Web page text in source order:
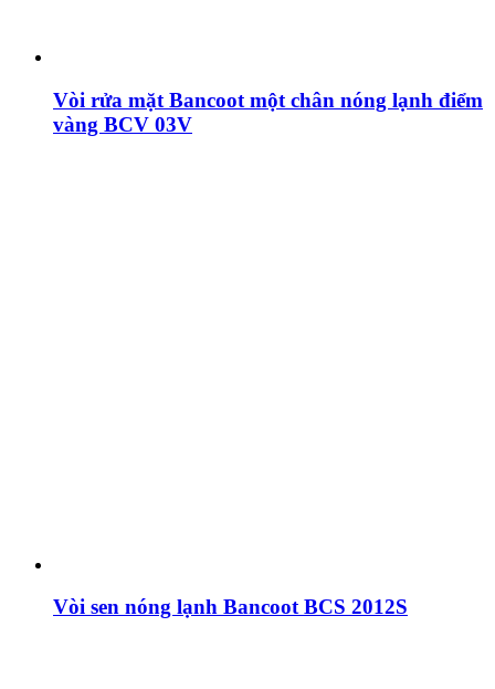
Vòi rửa mặt Bancoot một chân nóng lạnh điểm
vàng BCV 03V
Vòi sen nóng lạnh Bancoot BCS 2012S